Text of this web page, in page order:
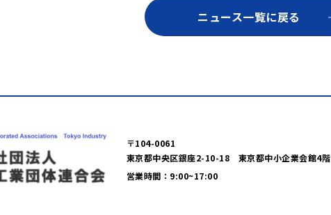
ニュース一覧に戻る
〒104-0061
東京都中央区銀座2-10-18 東京都中小企業会館4階
営業時間：9:00~17:00